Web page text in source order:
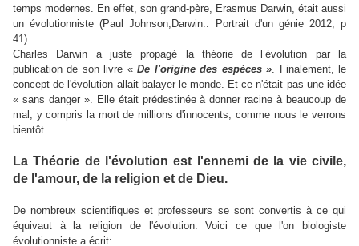
temps modernes. En effet, son grand-père, Erasmus Darwin, était aussi
un évolutionniste (Paul Johnson,Darwin:. Portrait d'un génie 2012, p
41).
Charles Darwin a juste propagé la théorie de l’évolution par la
publication de son livre «De l'origine des espèces ». Finalement, le
concept de l'évolution allait balayer le monde. Et ce n'était pas une idée
« sans danger ». Elle était prédestinée à donner racine à beaucoup de
mal, y compris la mort de millions d'innocents, comme nous le verrons
bientôt.
La Théorie de l'évolution est l'ennemi de la vie civile,
de l'amour, de la religion et de Dieu.
De nombreux scientifiques et professeurs se sont convertis à ce qui
équivaut à la
religion
de l'évolution. Voici ce que l'on biologiste
évolutionniste a écrit: